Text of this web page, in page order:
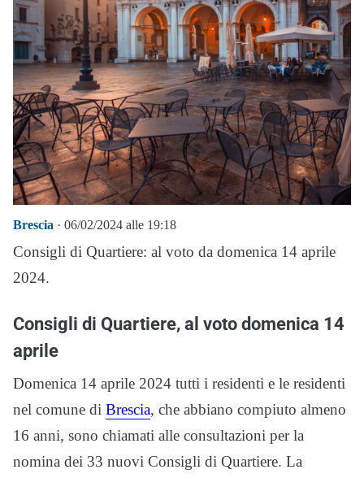
Brescia · 06/02/2024 alle 19:18
Consigli di Quartiere: al voto da domenica 14 aprile
2024.
Consigli di Quartiere, al voto domenica 14
aprile
Domenica 14 aprile 2024 tutti i residenti e le residenti
nel comune di Brescia, che abbiano compiuto almeno
16 anni, sono chiamati alle consultazioni per la
nomina dei 33 nuovi Consigli di Quartiere. La